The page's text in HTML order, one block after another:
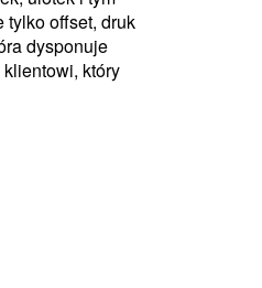
tylko offset, druk
dysponuje
który